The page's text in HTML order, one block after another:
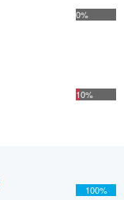
0%
10%
100%